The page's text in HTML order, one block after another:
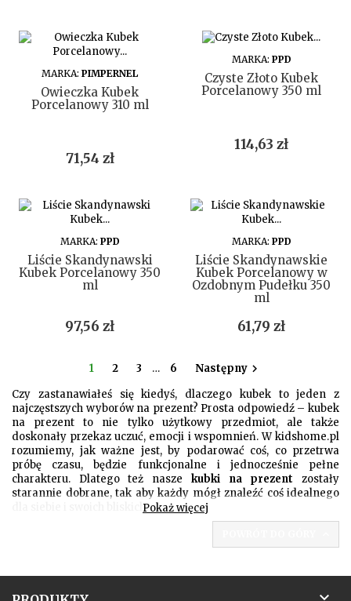
DO KOSZYKA
MARKA: PIMPERNEL
Owieczka Kubek
Porcelanowy 310 ml
Cena
71,54 zł
DO KOSZYKA
MARKA: PPD
Czyste Złoto Kubek
Porcelanowy 350 ml
Cena
114,63 zł
DO KOSZYKA
MARKA: PPD
Liście Skandynawski
Kubek Porcelanowy 350
ml
Cena
97,56 zł
DO KOSZYKA
MARKA: PPD
Liście Skandynawskie
Kubek Porcelanowy w
Ozdobnym Pudełku 350
ml
Cena
61,79 zł
1 2 3 … 6 Następny 
Czy zastanawiałeś się kiedyś, dlaczego kubek to jeden z
najczęstszych wyborów na prezent? Prosta odpowiedź – kubek
na prezent to nie tylko użytkowy przedmiot, ale także
doskonały przekaz uczuć, emocji i wspomnień. W kidshome.pl
rozumiemy, jak ważne jest, by podarować coś, co przetrwa
próbę czasu, będzie funkcjonalne i jednocześnie pełne
charakteru. Dlatego też nasze kubki na prezent zostały
starannie dobrane, tak aby każdy mógł znaleźć coś idealnego
dla siebie i swoich bliskich.Pokaż więcej